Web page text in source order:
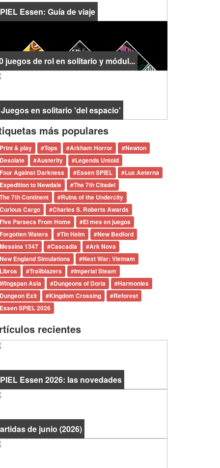
Essen: Guía de viaje
juegos de rol en solitario y módul...
en solitario 'del espacio'
más populares
& play #Tops #Arkham Horror #Newton
#Austerity #Legends Untold
Against Darkness #Essen SPIEL #Lux Aeterna
to Newdale #The 7th Citadel
7th Continent #Ruins of the Undercity
Cargo #Charles S. Roberts Awards
Parsecs From Home #El mes en juegos
Waters #Tin Helm #New Bedford
1347 #Cascadia #Ark Nova
England Simulations #Next War: Vietnam
#Trailblazers #Imperial Steam
Asia #Dungeons of Doria #Harmonies
Exit #Kingdom Crossing #Reforest
SPIEL 2026
recientes
Essen 2026: las novedades
de junio (2026)